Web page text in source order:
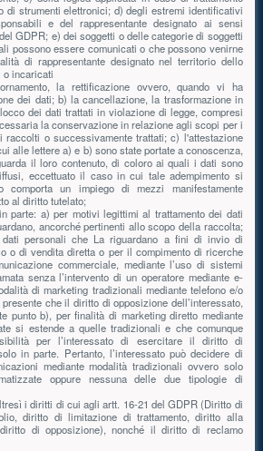
di strumenti elettronici; d) degli estremi identificativi
e del rappresentante designato ai sensi
GDPR; e) dei soggetti o delle categorie di soggetti
possono essere comunicati o che possono venirne
di rappresentante designato nel territorio dello
o incaricati
la rettificazione ovvero, quando vi ha
dei dati; b) la cancellazione, la trasformazione in
dei dati trattati in violazione di legge, compresi
la conservazione in relazione agli scopi per i
raccolti o successivamente trattati; c) l'attestazione
alle lettere a) e b) sono state portate a conoscenza,
il loro contenuto, di coloro ai quali i dati sono
eccettuato il caso in cui tale adempimento si
comporta un impiego di mezzi manifestamente
al diritto tutelato;
parte: a) per motivi legittimi al trattamento dei dati
ancorché pertinenti allo scopo della raccolta;
personali che La riguardano a fini di invio di
o di vendita diretta o per il compimento di ricerche
commerciale, mediante l’uso di sistemi
senza l’intervento di un operatore mediante e-
di marketing tradizionali mediante telefono e/o
che il diritto di opposizione dell’interessato,
punto b), per finalità di marketing diretto mediante
si estende a quelle tradizionali e che comunque
per l’interessato di esercitare il diritto di
in parte. Pertanto, l’interessato può decidere di
mediante modalità tradizionali ovvero solo
oppure nessuna delle due tipologie di
i diritti di cui agli artt. 16-21 del GDPR (Diritto di
diritto di limitazione di trattamento, diritto alla
di opposizione), nonché il diritto di reclamo